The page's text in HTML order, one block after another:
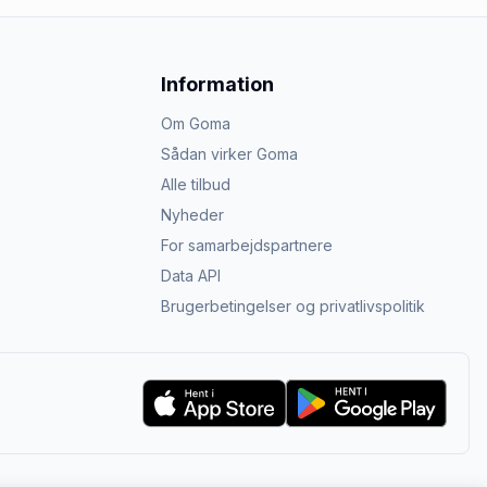
Information
Om Goma
Sådan virker Goma
Alle tilbud
Nyheder
For samarbejdspartnere
Data API
Brugerbetingelser og privatlivspolitik